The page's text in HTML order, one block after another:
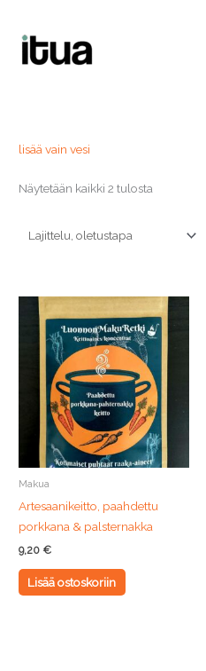
lisää vain vesi
Näytetään kaikki 2 tulosta
Makua
Artesaanikeitto, paahdettu
porkkana & palsternakka
9,20 €
Lisää ostoskoriin